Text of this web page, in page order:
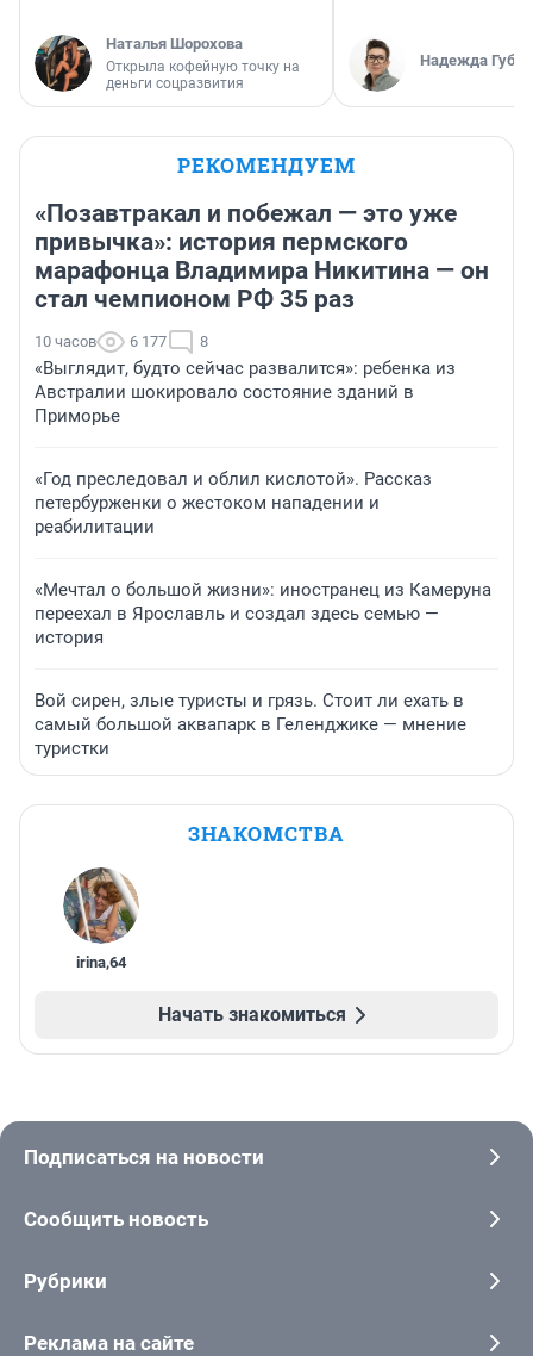
Наталья Шорохова
Открыла кофейную точку на
деньги соцразвития
Надежда
РЕКОМЕНДУЕМ
«Позавтракал и побежал — это уже
привычка»: история пермского
марафонца Владимира Никитина — он
стал чемпионом РФ 35 раз
10 часов 6 177 8
«Выглядит, будто сейчас развалится»: ребенка из
Австралии шокировало состояние зданий в
Приморье
«Год преследовал и облил кислотой». Рассказ
петербурженки о жестоком нападении и
реабилитации
«Мечтал о большой жизни»: иностранец из Камеруна
переехал в Ярославль и создал здесь семью —
история
Вой сирен, злые туристы и грязь. Стоит ли ехать в
самый большой аквапарк в Геленджике — мнение
туристки
ЗНАКОМСТВА
irina,64
Начать знакомиться
Подписаться на новости
Сообщить новость
Рубрики
Реклама на сайте